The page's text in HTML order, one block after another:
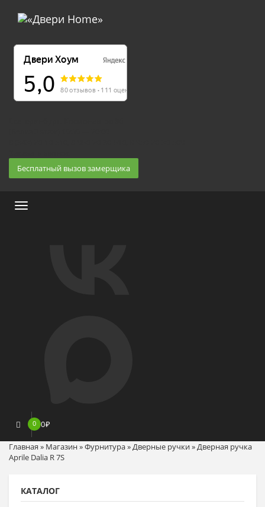
Бесплатный вызов замерщика
Меню
0 0₽
Главная » Магазин»Фурнитура»Дверные ручки»Дверная ручка
Aprile Dalia R 7S
КАТАЛОГ